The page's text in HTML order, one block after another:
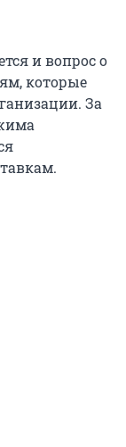
и вопрос о
которые
За